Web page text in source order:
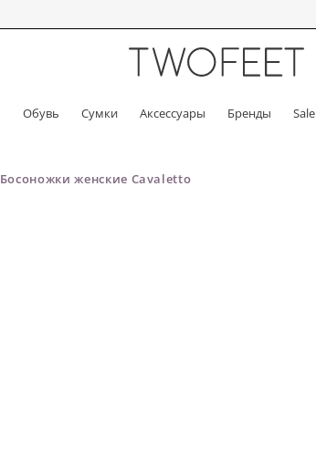
Обувь Сумки Аксессуары Бренды Sale
Босоножки женские Cavaletto